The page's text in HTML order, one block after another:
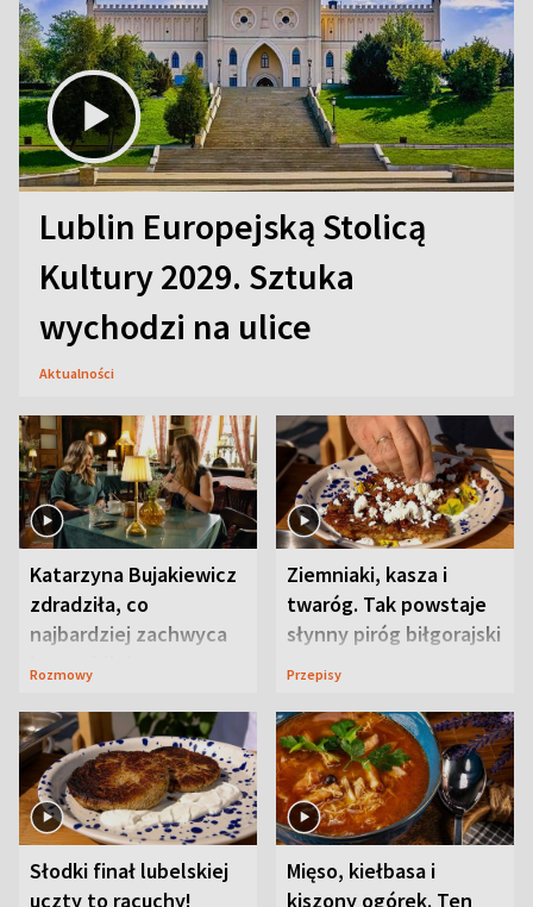
Lublin Europejską Stolicą
Kultury 2029. Sztuka
wychodzi na ulice
Aktualności
Katarzyna Bujakiewicz
zdradziła, co
najbardziej zachwyca
ją w Lublinie
Rozmowy
Ziemniaki, kasza i
twaróg. Tak powstaje
słynny piróg biłgorajski
Przepisy
Słodki finał lubelskiej
uczty to racuchy!
Mięso, kiełbasa i
kiszony ogórek. Ten